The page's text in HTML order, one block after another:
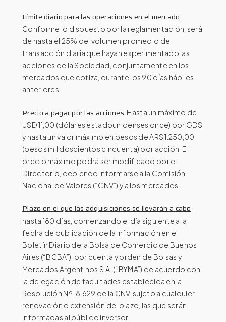
Límite diario para las operaciones en el mercado:
Conforme lo dispuesto por la reglamentación, será
de hasta el 25% del volumen promedio de
transacción diaria que hayan experimentado las
acciones de la Sociedad, conjuntamente en los
mercados que cotiza, durante los 90 días hábiles
anteriores.
Precio a pagar por las acciones: Hasta un máximo de
USD 11,00 (dólares estadounidenses once) por GDS
y hasta un valor máximo en pesos de ARS 1.250,00
(pesos mil doscientos cincuenta) por acción. El
precio máximo podrá ser modificado por el
Directorio, debiendo informarse a la Comisión
Nacional de Valores (“CNV”) y a los mercados.
Plazo en el que las adquisiciones se llevarán a cabo:
hasta 180 días, comenzando el día siguiente a la
fecha de publicación de la información en el
Boletín Diario de la Bolsa de Comercio de Buenos
Aires (“BCBA”), por cuenta y orden de Bolsas y
Mercados Argentinos S.A. (“BYMA”) de acuerdo con
la delegación de facultades establecida en la
Resolución Nº 18.629 de la CNV, sujeto a cualquier
renovación o extensión del plazo, las que serán
informadas al público inversor.